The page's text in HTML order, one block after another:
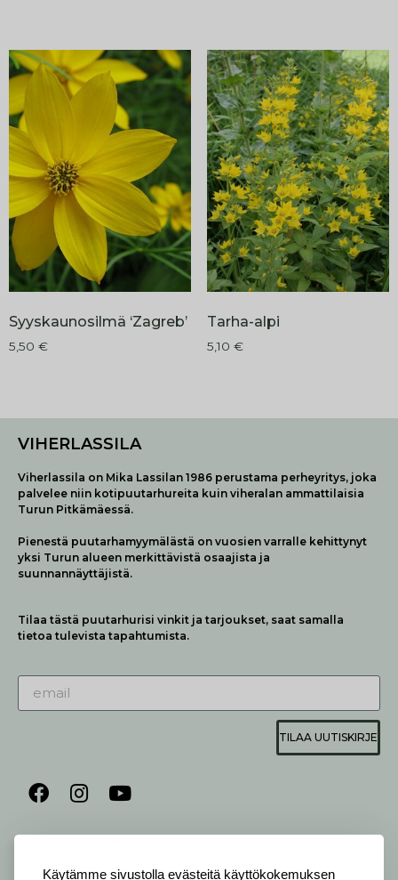
Käytämme sivustolla evästeitä käyttökokemuksen
Syyskaunosilmä ‘Zagreb’
5,50 €
Tarha-alpi
5,10 €
VIHERLASSILA
Viherlassila on Mika Lassilan 1986 perustama perheyritys, joka
palvelee niin kotipuutarhureita kuin viheralan ammattilaisia
Turun Pitkämäessä.
Pienestä puutarhamyymälästä on vuosien varralle kehittynyt
yksi Turun alueen merkittävistä osaajista ja
suunnannäyttäjistä.
Tilaa tästä puutarhurisi vinkit ja tarjoukset, saat samalla
tietoa tulevista tapahtumista.
TILAA UUTISKIRJE
AUKIOLO JA YHTEYSTIEDOT
ALVELEMME: